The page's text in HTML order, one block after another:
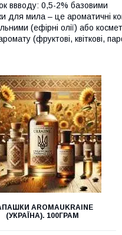
ввводу: 0,5-2% базовими
для мила – це ароматичні
(ефірні олії) або
(фруктові, квіткові,
AROMAUKRAINE
(УКРАЇНА). 100ГРАМ